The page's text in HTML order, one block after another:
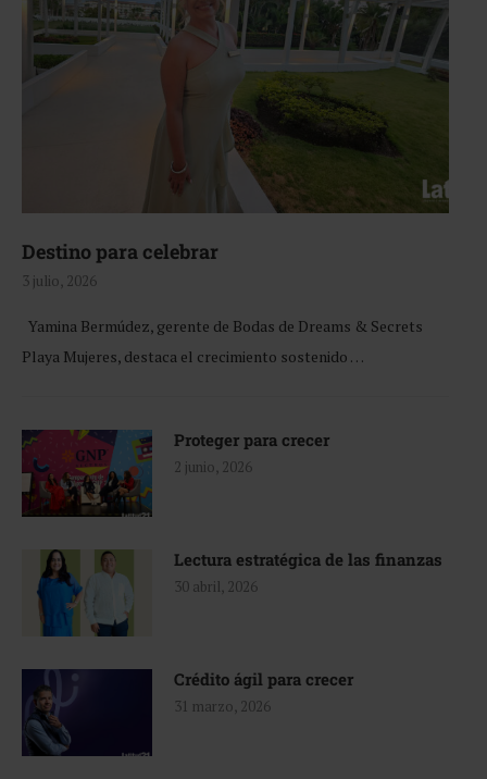
Destino para celebrar
3 julio, 2026
Yamina Bermúdez, gerente de Bodas de Dreams & Secrets
Playa Mujeres, destaca el crecimiento sostenido …
Proteger para crecer
2 junio, 2026
Lectura estratégica de las finanzas
30 abril, 2026
Crédito ágil para crecer
31 marzo, 2026